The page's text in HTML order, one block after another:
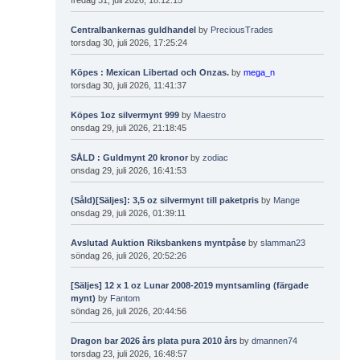
Centralbankernas guldhandel by PreciousTrades
torsdag 30, juli 2026, 17:25:24
Köpes : Mexican Libertad och Onzas. bymega_n
torsdag 30, juli 2026, 11:41:37
Köpes 1oz silvermynt 999 by Maestro
onsdag 29, juli 2026, 21:18:45
SÅLD : Guldmynt 20 kronorbyzodiac
onsdag 29, juli 2026, 16:41:53
(Såld)[Säljes]: 3,5 oz silvermynt till paketpris by Mange
onsdag 29, juli 2026, 01:39:11
Avslutad Auktion Riksbankens myntpåse byslamman23
söndag 26, juli 2026, 20:52:26
[Säljes] 12 x 1 oz Lunar 2008-2019 myntsamling (färgade
mynt) by Fantom
söndag 26, juli 2026, 20:44:56
Dragon bar 2026 års plata pura 2010 års bydmannen74
torsdag 23, juli 2026, 16:48:57